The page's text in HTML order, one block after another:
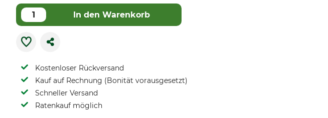
In den Warenkorb
Kostenloser Rückversand
Kauf auf Rechnung (Bonität vorausgesetzt)
Schneller Versand
Ratenkauf möglich